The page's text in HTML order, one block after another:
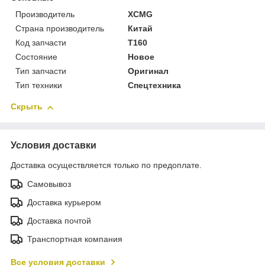
Производитель
XCMG
Страна производитель
Китай
Код запчасти
Т160
Состояние
Новое
Тип запчасти
Оригинал
Тип техники
Спецтехника
Скрыть
Условия доставки
Доставка осуществляется только по предоплате.
Самовывоз
Доставка курьером
Доставка почтой
Транспортная компания
Все условия доставки